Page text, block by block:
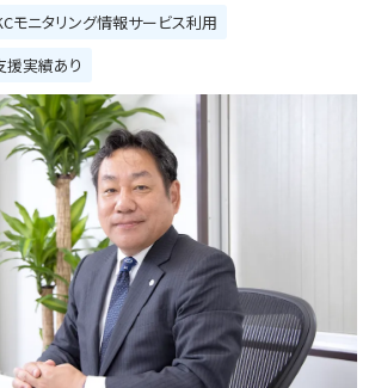
モニタリング情報サービス利用
実績あり